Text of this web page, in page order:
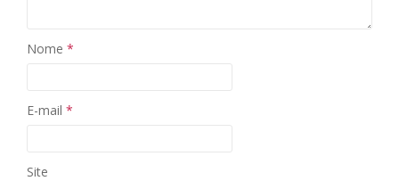
Nome *
E-mail *
Site